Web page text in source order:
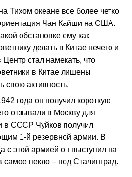
Тихом океане все более четко
Чан Кайши на США.
обстановке ему как
делать в Китае нечего и
стал намекать, что
в Китае лишены
свою активность.
года он получил короткую
отзывали в Москву для
в СССР Чуйков получил
1-й резервной армии. В
с этой армией он выступил на
самое пекло – под Сталинград.